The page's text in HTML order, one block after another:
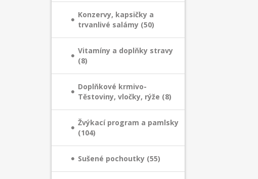
Konzervy, kapsičky a
trvanlivé salámy (50)
Vitamíny a doplňky stravy
(8)
Doplňkové krmivo-
Těstoviny, vločky, rýže (8)
Žvýkací program a pamlsky
(104)
Sušené pochoutky (55)